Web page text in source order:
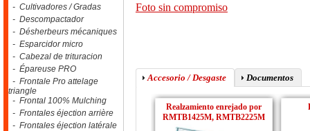
- Cultivadores / Gradas
- Descompactador
- Désherbeurs mécaniques
- Esparcidor micro
- Cabezal de trituracion
- Épareuse PRO
- Frontale Pro attelage
triangle
- Frontal 100% Mulching
- Frontales éjection arrière
- Frontales éjection latérale
Foto sin compromiso
Accesorio / Desgaste Documentos
Realzamiento enrejado por
RMTB1425M, RMTB2225M